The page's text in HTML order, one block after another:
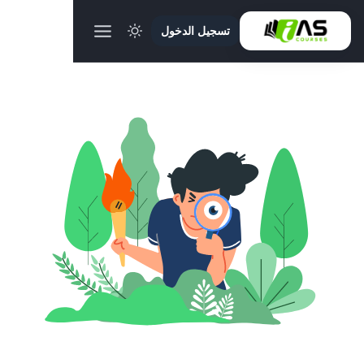
تسجيل الدخول